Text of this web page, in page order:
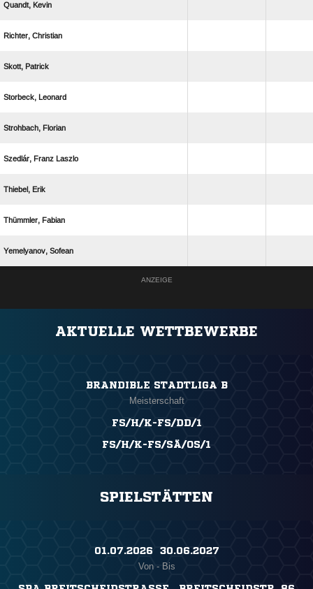
 
 
 
 
 
  
 
 
 
ANZEIGE
AKTUELLE WETTBEWERBE
BRANDIBLE STADTLIGA B
Meisterschaft
FS/H/K-FS/DD/1
FS/H/K-FS/SÄ/OS/1
SPIELSTÄTTEN
01.07.2026 ​ 30.06.2027
Von - Bis